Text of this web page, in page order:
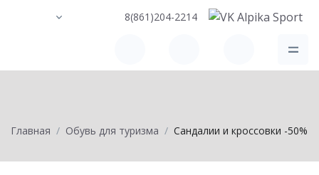
8(861)204-2214
Главная Обувь для туризма Сандалии и кроссовки -50%